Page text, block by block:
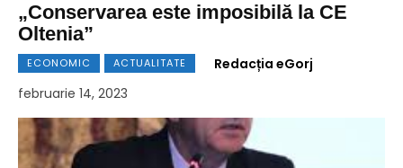
„Conservarea este imposibilă la CE
Oltenia”
ECONOMIC ACTUALITATE
Redacția eGorj
februarie 14, 2023